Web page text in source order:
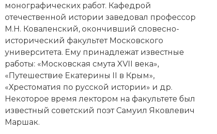
Религия и церковь
Россия
Северная Америка
Социально-экономическая история
Специальные исторические дисциплины
СССР
монографических работ. Кафедрой
отечественной истории заведовал профессор
М.Н. Коваленский, окончивший словесно-
исторический факультет Московского
университета. Ему принадлежат известные
работы: «Московская смута XVII века»,
«Путешествие Екатерины II в Крым»,
«Хрестоматия по русской истории» и др.
Некоторое время лектором на факультете был
известный советский поэт Самуил Яковлевич
Маршак.